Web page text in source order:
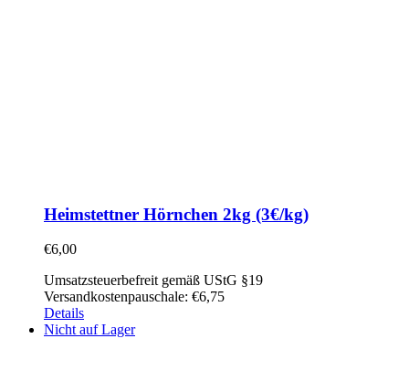
Heimstettner Hörnchen 2kg (3€/kg)
€6,00
Umsatzsteuerbefreit gemäß UStG §19
Versandkostenpauschale: €6,75
Details
Nicht auf Lager